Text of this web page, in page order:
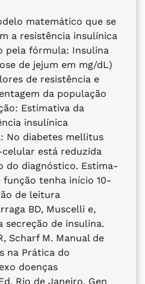
matemático que se
a resistência insulínica
pela fórmula: Insulina
de jejum em mg/dL)
de resistência e
da população
Estimativa da
insulínica
No diabetes mellitus
está reduzida
do diagnóstico. Estima-
função tenha início 10-
de leitura
BD, Muscelli e,
secreção de insulina.
Scharf M. Manual de
na Prática do
doenças
Rio de Janeiro, Gen